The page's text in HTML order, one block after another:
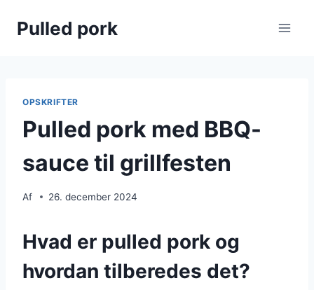
Pulled pork
OPSKRIFTER
Pulled pork med BBQ-
sauce til grillfesten
Af 26. december 2024
Hvad er pulled pork og
hvordan tilberedes det?